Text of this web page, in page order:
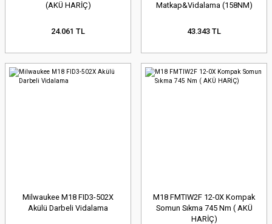
(AKÜ HARİÇ)
24.061 TL
Matkap&Vidalama (158NM)
43.343 TL
Milwaukee M18 FID3-502X
Akülü Darbeli Vidalama
M18 FMTIW2F 12-0X Kompak
Somun Sıkma 745 Nm ( AKÜ
HARİÇ)